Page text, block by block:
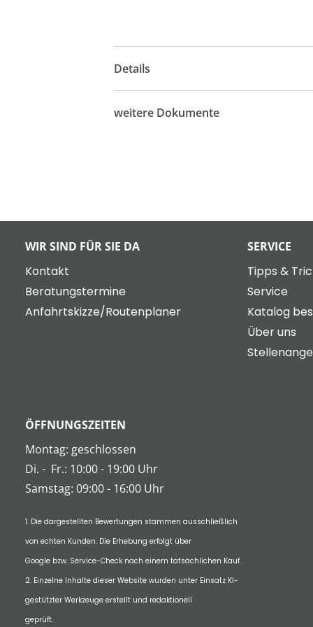
Details
weitere Dokumente
WIR SIND FÜR SIE DA
Kontakt
Beratungstermine
Anfahrtskizze/Routenplaner
SERVICE
Tipps &
Service
Katalog
Über uns
ÖFFNUNGSZEITEN
Montag: geschlossen
Di. - Fr.: 10:00 - 19:00 Uhr
Samstag: 09:00 - 16:00 Uhr
1. Die dargestellten Bewertungen stammen ausschließlich
von echten Kunden. Die Erhebung erfolgt über
Google bzw. Service-Check nach einem tatsächlichen Kauf.
2. Einzelne Inhalte dieser Website wurden unter Einsatz KI-
gestützter Werkzeuge erstellt und redaktionell
geprüft.